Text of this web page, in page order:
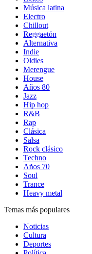
Música latina
Electro
Chillout
Reggaetón
Alternativa
Indie
Oldies
Merengue
House
Años 80
Jazz
Hip hop
R&B
Rap
Clásica
Salsa
Rock clásico
Techno
Años 70
Soul
Trance
Heavy metal
Temas más populares
Noticias
Cultura
Deportes